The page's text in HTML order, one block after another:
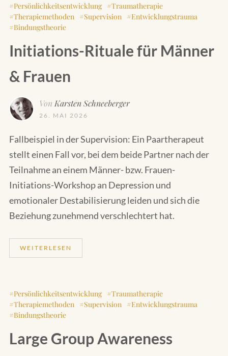
Persönlichkeitsentwicklung
Traumatherapie
Therapiemethoden
Supervision
Entwicklungstrauma
Bindungstheorie
Initiations-Rituale für Männer
& Frauen
Von Karsten Schneeberger
26. MAI 2026
Fallbeispiel in der Supervision: Ein Paartherapeut
stellt einen Fall vor, bei dem beide Partner nach der
Teilnahme an einem Männer- bzw. Frauen-
Initiations-Workshop an Depression und
emotionaler Destabilisierung leiden und sich die
Beziehung zunehmend verschlechtert hat.
WEITERLESEN
Persönlichkeitsentwicklung
Traumatherapie
Therapiemethoden
Supervision
Entwicklungstrauma
Bindungstheorie
Large Group Awareness